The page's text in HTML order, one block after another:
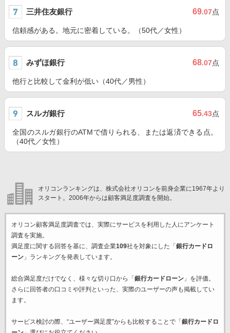
三井住友銀行 69.07点
信頼感がある。地元に密着している。（50代／女性）
みずほ銀行 68.07点
他行と比較して金利が低い（40代／男性）
スルガ銀行 65.43点
全国のスルガ銀行のATMで借りられる、または返済できる点。
（40代／女性）
オリコンランキングは、株式会社オリコンを前身企業に1967年より
スタート。2006年からは顧客満足度調査を開始。
オリコン顧客満足度調査では、実際にサービスを利用した 人にアンケート
調査を実施。
満足度に関する回答を基に、調査企業109社を対象にした「 銀行カードロ
ーン」ランキングを発表しています。
総合満足度だけでなく、様々な切り口から「 銀行カードローン」を評価。
さらに回答者の口コミや評判といった、実際のユーザーの声も掲載してい
ます。
サービス検討の際、“ユーザー満足度”からも比較することで「 銀行カードロ